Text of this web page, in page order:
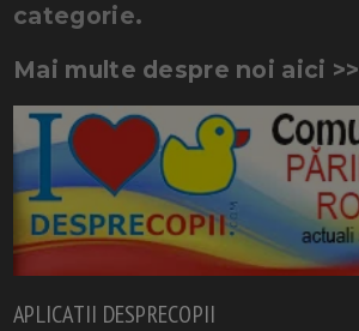
categorie.
Mai multe despre noi aici >>
APLICATII DESPRECOPII